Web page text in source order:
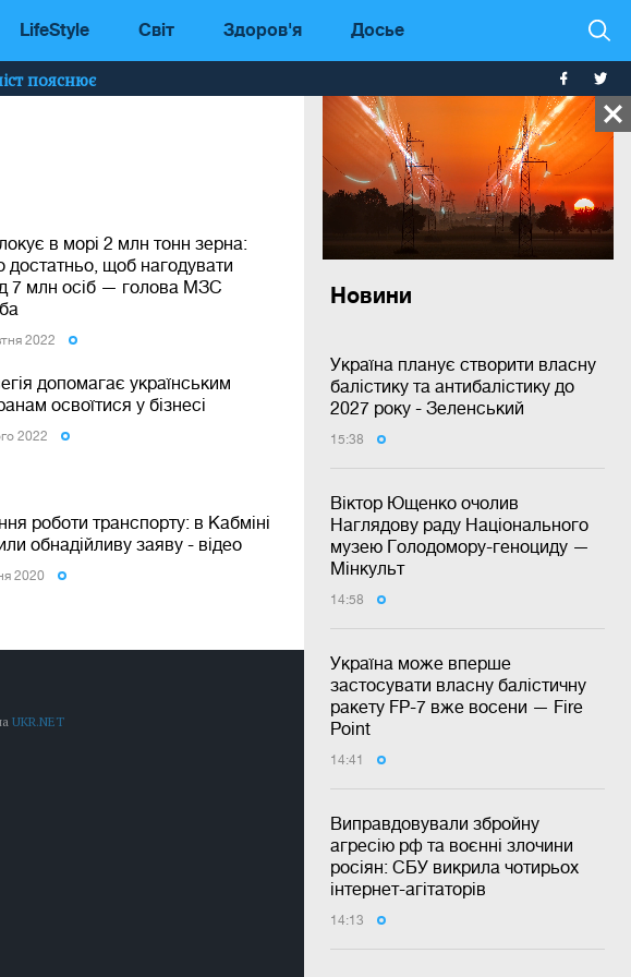
LifeStyle Світ Здоров'я Досье
пояснює
Новини
Україна планує створити власну
балістику та антибалістику до
2027 року - Зеленський
15:38
Віктор Ющенко очолив
Наглядову раду Національного
музею Голодомору-геноциду —
Мінкульт
14:58
Україна може вперше
застосувати власну балістичну
ракету FP-7 вже восени — Fire
Point
14:41
Виправдовували збройну
агресію рф та воєнні злочини
росіян: СБУ викрила чотирьох
інтернет-агітаторів
14:13
в морі 2 млн тонн зерна:
достатньо, щоб нагодувати
7 млн осіб — голова МЗС
2022
допомагає українським
освоїтися у бізнесі
2022
роботи транспорту: в Кабміні
обнадійливу заяву - відео
2020
UKR.NET